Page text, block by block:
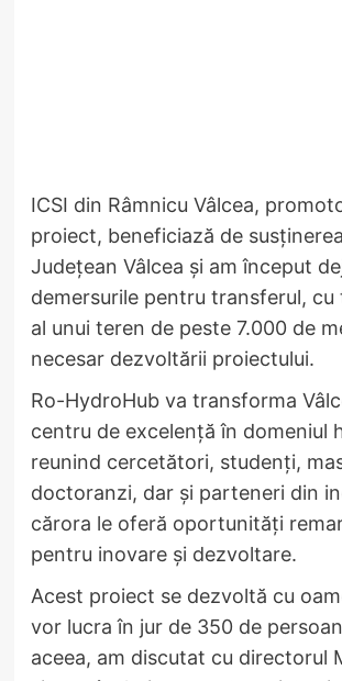
ICSI din Râmnicu Vâlcea,
proiect, beneficiază de
Județean Vâlcea și am început
demersurile pentru transferul,
al unui teren de peste 7.000 de
necesar dezvoltării proiectului.
Ro-HydroHub va transforma
centru de excelență în domeniul
reunind cercetători, studenți,
doctoranzi, dar și parteneri din
cărora le oferă oportunități
pentru inovare și dezvoltare.
Acest proiect se dezvoltă cu
vor lucra în jur de 350 de
aceea, am discutat cu directorul